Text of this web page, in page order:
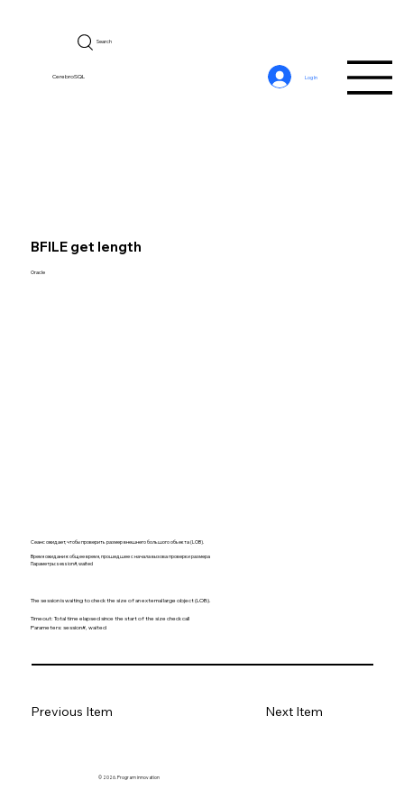
CerebroSQL
Search
Log In
BFILE get length
Oracle
Сеанс ожидает, чтобы проверить размер внешнего большого объекта (LOB).
Время ожидания: общее время, прошедшее с начала вызова проверки размера
Параметры: session#, waited
The session is waiting to check the size of an external large object (LOB).
Timeout: Total time elapsed since the start of the size check call
Parameters: session#, waited
Previous Item Next Item
© 2026. Program innovation